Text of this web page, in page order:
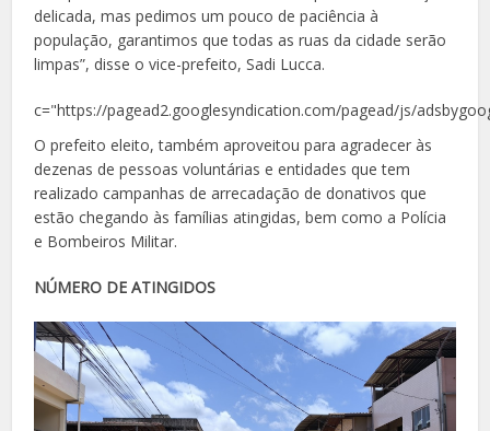
delicada, mas pedimos um pouco de paciência à
população, garantimos que todas as ruas da cidade serão
limpas”, disse o vice-prefeito, Sadi Lucca.
c="https://pagead2.googlesyndication.com/pagead/js/
O prefeito eleito, também aproveitou para agradecer às
dezenas de pessoas voluntárias e entidades que tem
realizado campanhas de arrecadação de donativos que
estão chegando às famílias atingidas, bem como a Polícia
e Bombeiros Militar.
NÚMERO DE ATINGIDOS